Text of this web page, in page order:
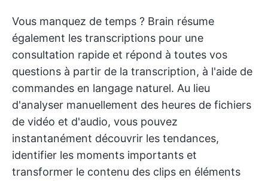
Vous manquez de temps ? Brain résume
également les transcriptions pour une
consultation rapide et répond à toutes vos
questions à partir de la transcription, à l'aide de
commandes en langage naturel. Au lieu
d'analyser manuellement des heures de fichiers
de vidéo et d'audio, vous pouvez
instantanément découvrir les tendances,
identifier les moments importants et
transformer le contenu des clips en éléments